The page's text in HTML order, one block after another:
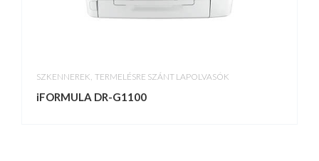
SZKENNEREK TERMELÉSRE SZÁNT LAPOLVASÓK
iFORMULA DR-G1100